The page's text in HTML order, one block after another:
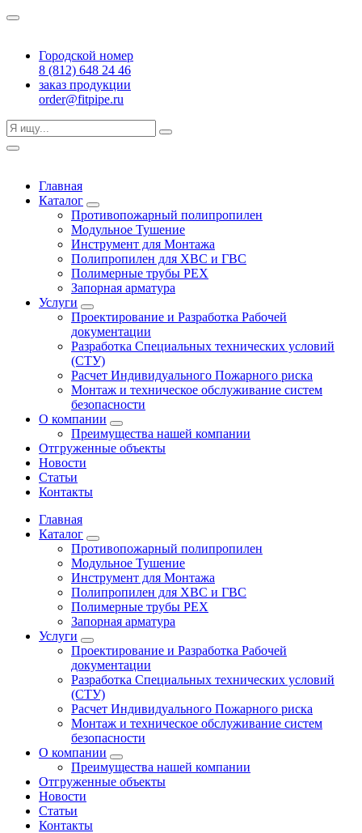
Городской номер
8 (812) 648 24 46
заказ продукции
order@fitpipe.ru
Главная
Каталог
Противопожарный полипропилен
Модульное Тушение
Инструмент для Монтажа
Полипропилен для ХВС и ГВС
Полимерные трубы PEX
Запорная арматура
Услуги
Проектирование и Разработка Рабочей
документации
Разработка Специальных технических условий
(СТУ)
Расчет Индивидуального Пожарного риска
Монтаж и техническое обслуживание систем
безопасности
О компании
Преимущества нашей компании
Отгруженные объекты
Новости
Статьи
Контакты
Главная
Каталог
Противопожарный полипропилен
Модульное Тушение
Инструмент для Монтажа
Полипропилен для ХВС и ГВС
Полимерные трубы PEX
Запорная арматура
Услуги
Проектирование и Разработка Рабочей
документации
Разработка Специальных технических условий
(СТУ)
Расчет Индивидуального Пожарного риска
Монтаж и техническое обслуживание систем
безопасности
О компании
Преимущества нашей компании
Отгруженные объекты
Новости
Статьи
Контакты